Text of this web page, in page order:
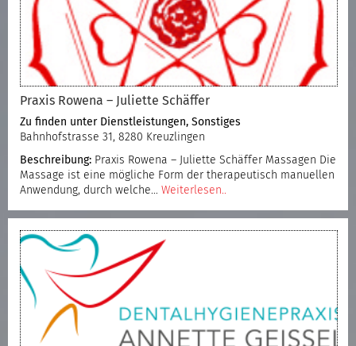
Praxis Rowena – Juliette Schäffer
Zu finden unter Dienstleistungen, Sonstiges
Bahnhofstrasse 31, 8280 Kreuzlingen
Beschreibung: Praxis Rowena – Juliette Schäffer Massagen Die
Massage ist eine mögliche Form der therapeutisch manuellen
Anwendung, durch welche… Weiterlesen..